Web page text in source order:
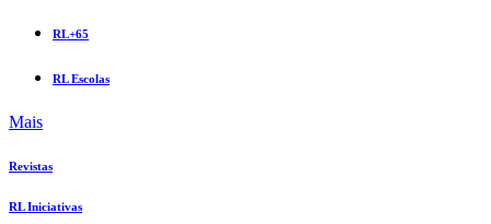
RL+65
RL Escolas
Mais
Revistas
RL Iniciativas